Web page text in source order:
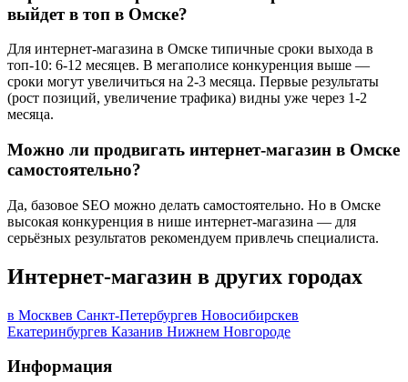
выйдет в топ в Омске?
Для интернет-магазина в Омске типичные сроки выхода в
топ-10: 6-12 месяцев. В мегаполисе конкуренция выше —
сроки могут увеличиться на 2-3 месяца. Первые результаты
(рост позиций, увеличение трафика) видны уже через 1-2
месяца.
Можно ли продвигать интернет-магазин в Омске
самостоятельно?
Да, базовое SEO можно делать самостоятельно. Но в Омске
высокая конкуренция в нише интернет-магазина — для
серьёзных результатов рекомендуем привлечь специалиста.
Интернет-магазин в других городах
в Москвев Санкт-Петербургев Новосибирскев
Екатеринбургев Казанив Нижнем Новгороде
Информация